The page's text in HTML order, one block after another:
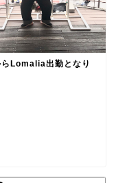
らLomalia出勤となり